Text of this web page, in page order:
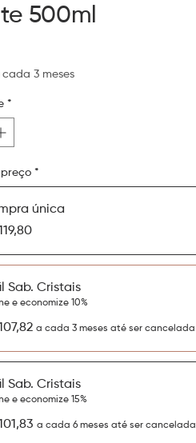
500ml
cada 3 meses
*
*
única
Sab. Cristais
e economize 10%
a cada 3 meses até ser cancelada
Sab. Cristais
e economize 15%
a cada 6 meses até ser cancelada